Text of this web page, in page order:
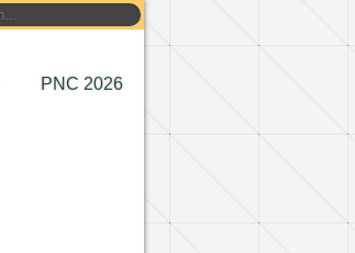
PNC 2026